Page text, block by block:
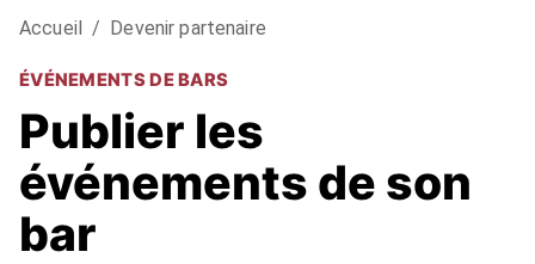
Accueil / Devenir partenaire
ÉVÉNEMENTS DE BARS
Publier les
événements de son
bar